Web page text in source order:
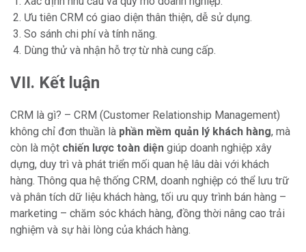
Ưu tiên CRM có giao diện thân thiện, dễ sử dụng.
So sánh chi phí và tính năng.
Dùng thử và nhận hỗ trợ từ nhà cung cấp.
VII. Kết luận
CRM là gì? – CRM (Customer Relationship Management)
không chỉ đơn thuần là phần mềm quản lý khách hàng, mà
còn là một chiến lược toàn diện giúp doanh nghiệp xây
dựng, duy trì và phát triển mối quan hệ lâu dài với khách
hàng. Thông qua hệ thống CRM, doanh nghiệp có thể lưu trữ
và phân tích dữ liệu khách hàng, tối ưu quy trình bán hàng –
marketing – chăm sóc khách hàng, đồng thời nâng cao trải
nghiệm và sự hài lòng của khách hàng.